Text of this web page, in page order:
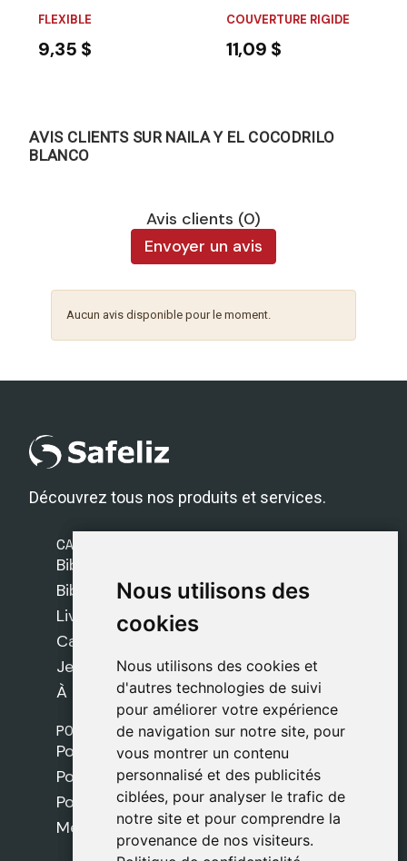
Nous utilisons des
cookies
Nous utilisons des cookies et
d'autres technologies de suivi
pour améliorer votre expérience
de navigation sur notre site, pour
vous montrer un contenu
personnalisé et des publicités
ciblées, pour analyser le trafic de
notre site et pour comprendre la
provenance de nos visiteurs.
Nous utilisons des
cookies
Nous utilisons des cookies et
d'autres technologies de suivi
pour améliorer votre expérience
de navigation sur notre site, pour
vous montrer un contenu
personnalisé et des publicités
ciblées, pour analyser le trafic de
notre site et pour comprendre la
provenance de nos visiteurs.
FLEXIBLE
9,35 $
COUVERTURE RIGIDE
11,09 $
AVIS CLIENTS SUR NAILA Y EL COCODRILO
BLANCO
Avis clients (0)
Envoyer un avis
Aucun avis disponible pour le moment.
Découvrez tous nos produits et services.
CATÉGORIES
Bibles Safeliz
Bibles
Livres
Cadeaux
Jeux
À propos de nous
POLITIQUES
Politique de livraison
Politique de cookies
Politique de confidentialité
Mentions légales